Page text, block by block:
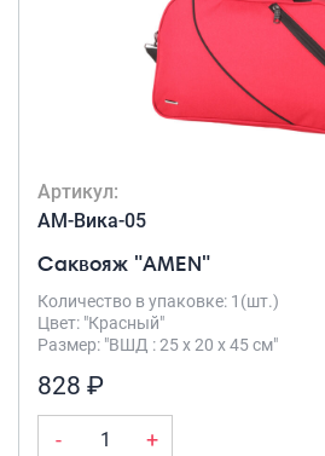
Артикул:
AM-Вика-05
Саквояж "AMEN"
Количество в упаковке: 1(шт.)
Цвет: "Красный"
Размер: "ВШД : 25 х 20 х 45 см"
828 ₽
- +